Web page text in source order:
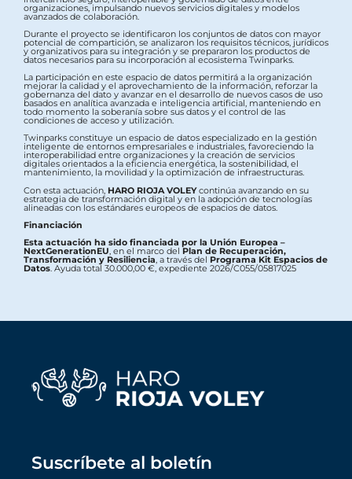
organizaciones, impulsando nuevos servicios digitales y modelos
avanzados de colaboración.
Durante el proyecto se identificaron los conjuntos de datos con mayor
potencial de compartición, se analizaron los requisitos técnicos, jurídicos
y organizativos para su integración y se prepararon los productos de
datos necesarios para su incorporación al ecosistema Twinparks.
La participación en este espacio de datos permitirá a la organización
mejorar la calidad y el aprovechamiento de la información, reforzar la
gobernanza del dato y avanzar en el desarrollo de nuevos casos de uso
basados en analítica avanzada e inteligencia artificial, manteniendo en
todo momento la soberanía sobre sus datos y el control de las
condiciones de acceso y utilización.
Twinparks constituye un espacio de datos especializado en la gestión
inteligente de entornos empresariales e industriales, favoreciendo la
interoperabilidad entre organizaciones y la creación de servicios
digitales orientados a la eficiencia energética, la sostenibilidad, el
mantenimiento, la movilidad y la optimización de infraestructuras.
Con esta actuación, HARO RIOJA VOLEYcontinúa avanzando en su
estrategia de transformación digital y en la adopción de tecnologías
alineadas con los estándares europeos de espacios de datos.
Financiación
Esta actuación ha sido financiada por la Unión Europea –
NextGenerationEU, en el marco del Plan de Recuperación,
Transformación y Resiliencia, a través del Programa Kit Espacios de
Datos. Ayuda total 30.000,00 €, expediente 2026/C055/05817025
Suscríbete al boletín